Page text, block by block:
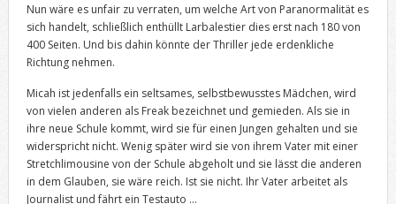
Nun wäre es unfair zu verraten, um welche Art von Paranormalität es
sich handelt, schließlich enthüllt Larbalestier dies erst nach 180 von
400 Seiten. Und bis dahin könnte der Thriller jede erdenkliche
Richtung nehmen.
Micah ist jedenfalls ein seltsames, selbstbewusstes Mädchen, wird
von vielen anderen als Freak bezeichnet und gemieden. Als sie in
ihre neue Schule kommt, wird sie für einen Jungen gehalten und sie
widerspricht nicht. Wenig später wird sie von ihrem Vater mit einer
Stretchlimousine von der Schule abgeholt und sie lässt die anderen
in dem Glauben, sie wäre reich. Ist sie nicht. Ihr Vater arbeitet als
Journalist und fährt ein Testauto …